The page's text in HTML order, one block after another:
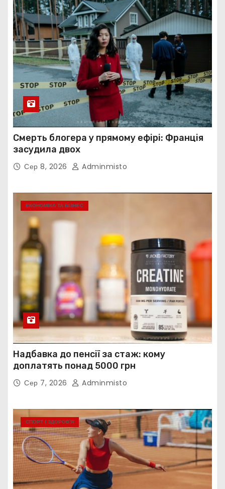
Смерть блогера у прямому ефірі: Франція
засудила двох
Сер 8, 2026 Adminmisto
ЕКОНОМІКА ТА БІЗНЕС
Надбавка до пенсії за стаж: кому
доплатять понад 5000 грн
Сер 7, 2026 Adminmisto
СПОРТ І ЗДОРОВ’Я